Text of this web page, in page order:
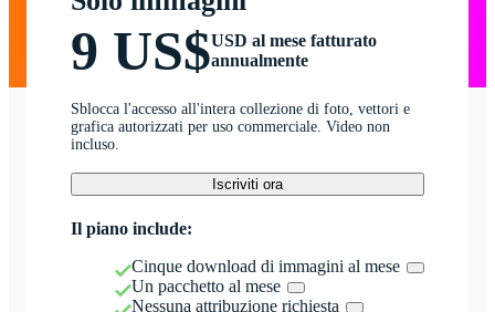
9 US$USD al mese fatturato
annualmente
Sblocca l'accesso all'intera collezione di foto, vettori e
grafica autorizzati per uso commerciale. Video non
incluso.
Iscriviti ora
Il piano include:
Cinque download di immagini al mese
Un pacchetto al mese
Nessuna attribuzione richiesta